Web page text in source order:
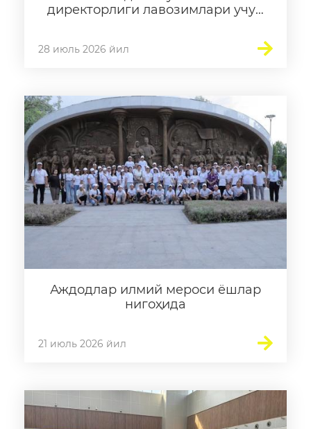
Пресс-релизлар
Маърузалар
Галерея
Видеогалерея
Ахборот хизмати
Матбуот анжуманлари
Танловлар
Эълонлар
директорлиги лавозимлари учун
28 июль 2026 йил
Аждодлар илмий мероси ёшлар
нигоҳида
21 июль 2026 йил